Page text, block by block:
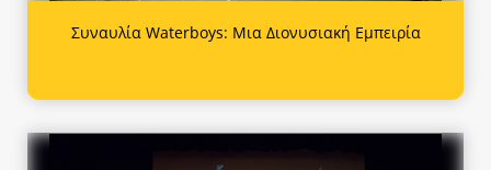
Συναυλία Waterboys: Μια Διονυσιακή Εμπειρία